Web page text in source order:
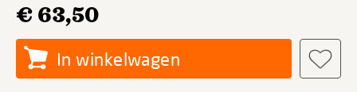
€ 63,50
In winkelwagen